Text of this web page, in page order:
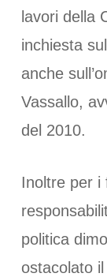
lavori della
inchiesta
anche
Vassallo,
del 2010.
Inoltre per i
politica
ostacolato